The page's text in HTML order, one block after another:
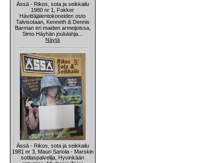
Ässä - Rikos, sota ja seikkailu
1980 nr 1, Fokker
Hävittäjälentokoneiden osto
Talvisotaan, Kenneth & Dennis
Barman eri maiden armeijoissa,
Simo Häyhän joululahja...
Näytä
Ässä - Rikos, sota ja seikkailu
1981 nr 3, Mauri Sariola - Marskin
sotilaspalvelija, Hyvinkään